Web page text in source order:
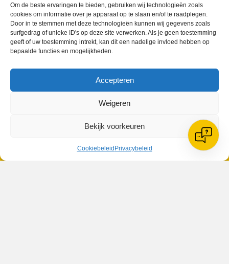
Om de beste ervaringen te bieden, gebruiken wij technologieën zoals
cookies om informatie over je apparaat op te slaan en/of te raadplegen.
Door in te stemmen met deze technologieën kunnen wij gegevens zoals
surfgedrag of unieke ID's op deze site verwerken. Als je geen toestemming
geeft of uw toestemming intrekt, kan dit een nadelige invloed hebben op
bepaalde functies en mogelijkheden.
Accepteren
Weigeren
Bekijk voorkeuren
Cookiebeleid Privacybeleid
Geplaatst inBerichten seizoen 2020-2021